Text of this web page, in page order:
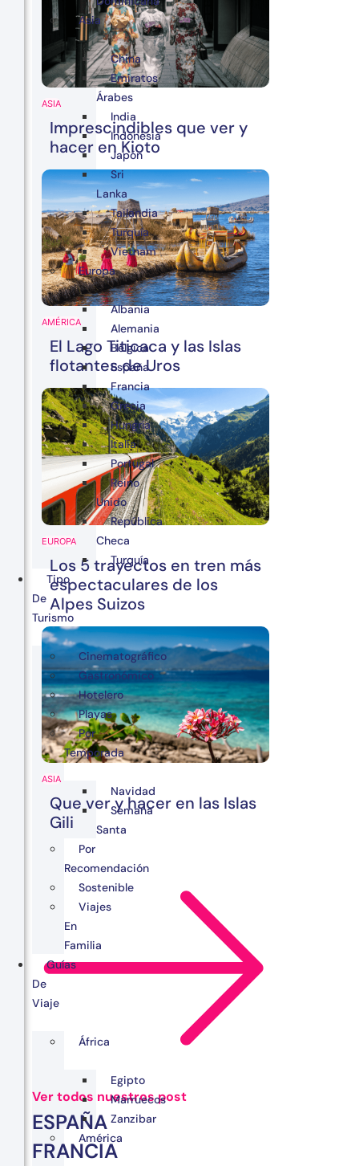
ASIA
Imprescindibles que ver y
hacer en Kioto
AMÉRICA
El Lago Titicaca y las Islas
flotantes de Uros
EUROPA
Los 5 trayectos en tren más
espectaculares de los
Alpes Suizos
ASIA
Que ver y hacer en las Islas
Gili
Ver todos nuestros post
ESPAÑA
FRANCIA
Asia
China
Emiratos
Árabes
India
Indonesia
Japón
Sri
Lanka
Tailandia
Turquía
Vietnam
Europa
Albania
Alemania
Bélgica
España
Francia
Grecia
Hungría
Italia
Portugal
Reino
Unido
República
Checa
Turquía
Tipo
De
Turismo
Cinematográfico
Gastronómico
Hotelero
Playas
Por
Temporada
Navidad
Semana
Santa
Por
Recomendación
Sostenible
Viajes
En
Familia
Guías
De
Viaje
África
Egipto
Marruecos
Zanzibar
América